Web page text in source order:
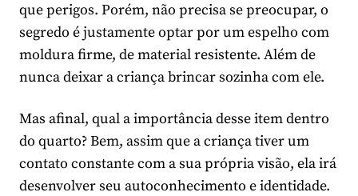
que perigos. Porém, não precisa se preocupar, o
segredo é justamente optar por um espelho com
moldura firme, de material resistente. Além de
nunca deixar a criança brincar sozinha com ele.
Mas afinal, qual a importância desse item dentro
do quarto? Bem, assim que a criança tiver um
contato constante com a sua própria visão, ela irá
desenvolver seu autoconhecimento e identidade.